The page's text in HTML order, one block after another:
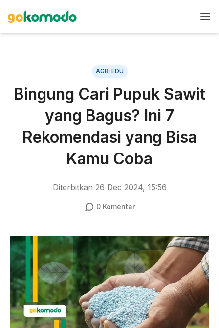
AGRI EDU
Bingung Cari Pupuk Sawit
yang Bagus? Ini 7
Rekomendasi yang Bisa
Kamu Coba
Diterbitkan 26 Dec 2024, 15:56
0Komentar